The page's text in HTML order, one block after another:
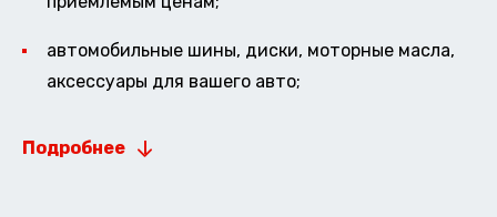
автомобильные шины, диски, моторные масла,
аксессуары для вашего авто;
Подробнее